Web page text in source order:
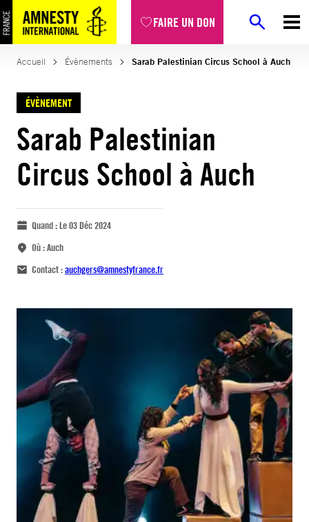
FAIRE UN DON
Accueil Évènements Sarab Palestinian Circus School à Auch
ÉVÈNEMENT
Sarab Palestinian
Circus School à Auch
Quand :Le 03 Déc 2024
Où :Auch
Contact :auchgers@amnestyfrance.fr